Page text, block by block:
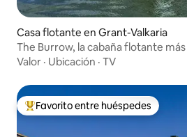
Casa flotante en Grant-Valkaria
The Burrow, la cabaña flotante
Valor · Ubicación · TV
De los mejores en Favorito entre
Favorito entre huéspedes